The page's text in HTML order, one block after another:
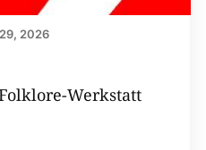
2026
Werkstatt